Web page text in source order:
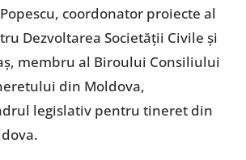
coordonator proiecte al
Dezvoltarea Societăţii Civile şi
membru al Biroului Consiliului
din Moldova,
legislativ pentru tineret din